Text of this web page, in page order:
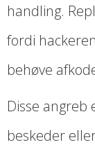
handling.
fordi
behøve
Disse angreb
beskeder